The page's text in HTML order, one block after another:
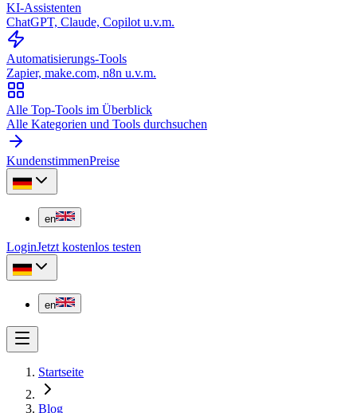
KI-Assistenten
ChatGPT, Claude, Copilot u.v.m.
Automatisierungs-Tools
Zapier, make.com, n8n u.v.m.
Alle Top-Tools im Überblick
Alle Kategorien und Tools durchsuchen
KundenstimmenPreise
en
LoginJetzt kostenlos testen
en
Startseite
Blog